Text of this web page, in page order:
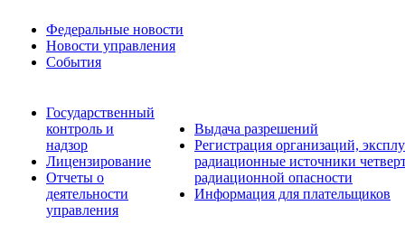
Федеральные новости
Новости управления
События
Государственный
контроль и
надзор
Лицензирование
Отчеты о
деятельности
управления
Выдача разрешений
Регистрация организаций,
радиационные источники
радиационной опасности
Информация для плательщиков